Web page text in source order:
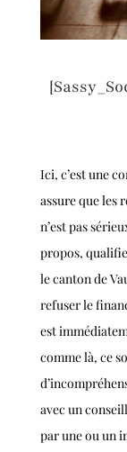
Ici, c’est une
assureque les
n’est pas
propos, qualifie
le canton de
refuser le
est
comme là, ce
d’in
avec un
par uneou un